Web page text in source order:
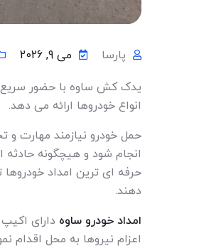
پارسا می 9, 2026
یدک کش ساوه با حضور سریع
انواع خودروها ارائه می دهد.
حمل خودرو نیازمند مهارت و
انجام شود و هیچگونه حادثه
حرفه ای ترین امداد
دهند.
امداد خودرو ساوه دارای
اعزام نیروها به محل اقدام